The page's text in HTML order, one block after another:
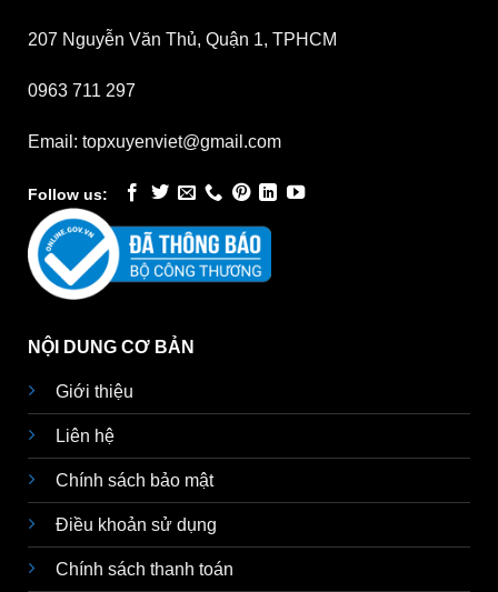
207 Nguyễn Văn Thủ, Quận 1, TPHCM
0963 711 297
Email: topxuyenviet@gmail.com
Follow us:
NỘI DUNG CƠ BẢN
Giới thiệu
Liên hệ
Chính sách bảo mật
Điều khoản sử dụng
Chính sách thanh toán